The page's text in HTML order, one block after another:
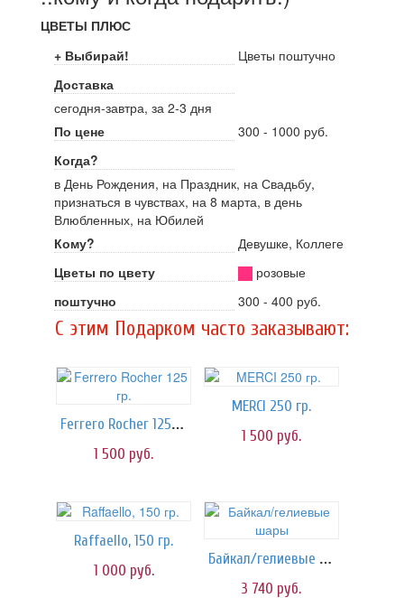
ЦВЕТЫ ПЛЮС
+ Выбирай!
Цветы поштучно
Доставка
сегодня-завтра, за 2-3 дня
По цене
300 - 1000 руб.
Когда?
в День Рождения, на Праздник, на Свадьбу,
признаться в чувствах, на 8 марта, в день
Влюбленных, на Юбилей
Кому?
Девушке, Коллеге
Цветы по цвету
розовые
поштучно
300 - 400 руб.
C этим Подарком часто заказывают:
Ferrero Rocher 125 гр.
1 500 руб.
MERCI 250 гр.
1 500 руб.
Raffaello, 150 гр.
1 000 руб.
Байкал/гелиевые шары
3 740 руб.